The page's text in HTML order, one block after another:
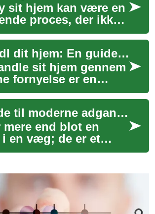
sit hjem kan være en
proces, der ikke
boligens
men også
funktion...
Forvandl dit hjem: En guide til moderne fornyelse
sit hjem gennem
fornyelse er en
der kan revitalisere
og forbedre din
t...
En guide til moderne adgangsløsninger
mere end blot en
en væg; de er et
element i enhver
der definerer både
f...